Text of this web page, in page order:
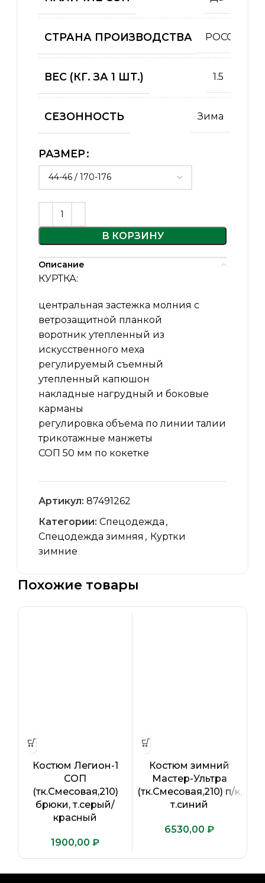
СТРАНА ПРОИЗВОДСТВА РОССИЯ
ВЕС (КГ. ЗА 1 ШТ.) 1.5
СЕЗОННОСТЬ Зима
РАЗМЕР
В КОРЗИНУ
Описание
КУРТКА:
центральная застежка молния с
ветрозащитной планкой
воротник утепленный из
искусственного меха
регулируемый съемный
утепленный капюшон
накладные нагрудный и боковые
карманы
регулировка объема по линии талии
трикотажные манжеты
СОП 50 мм по кокетке
Артикул: 87491262
Категории: Спецодежда ,
Спецодежда зимняя , Куртки
зимние
Похожие товары
Костюм Легион-1
СОП
(тк.Смесовая,210)
брюки, т.серый/
красный
₽
Костюм зимний
Мастер-Ультра
(тк.Смесовая,210) п/к,
т.синий
₽